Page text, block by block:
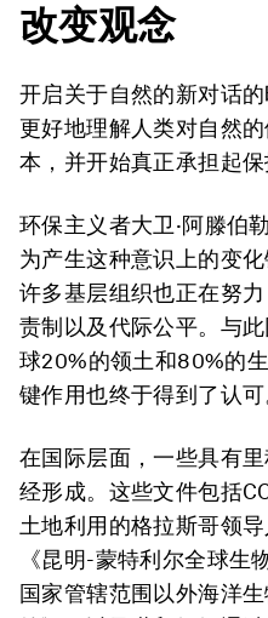
改变观念
开启关于自然的新对话
更好地理解人类对自然
本，并开始真正承担起保
环保主义者大卫·阿滕伯
为产生这种意识上的变
许多基层组织也正在努
责制以及代际公平。与
球20%的领土和80%的
键作用也终于得到了认可
在国际层面，一些具有
经形成。这些文件包括
土地利用的格拉斯哥领
《昆明-蒙特利尔全球生
国家管辖范围以外海洋